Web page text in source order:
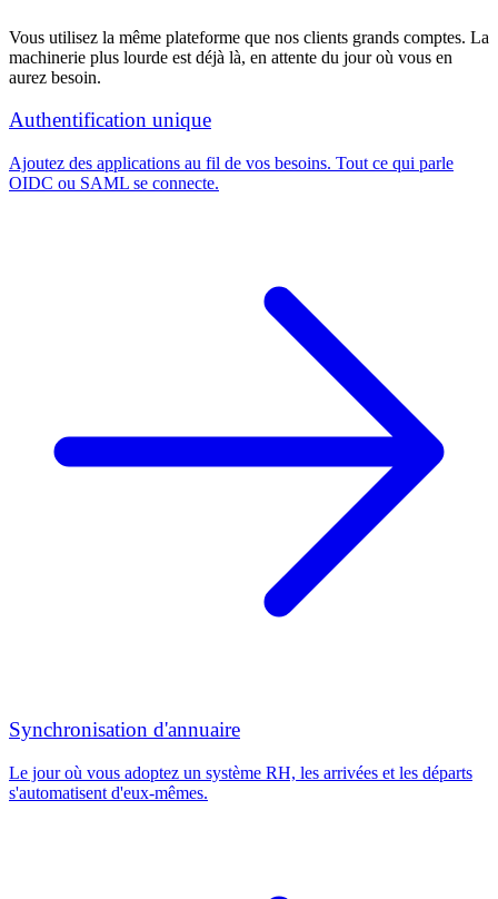
Vous utilisez la même plateforme que nos clients grands comptes. La
machinerie plus lourde est déjà là, en attente du jour où vous en
aurez besoin.
Authentification unique
Ajoutez des applications au fil de vos besoins. Tout ce qui parle
OIDC ou SAML se connecte.
Synchronisation d'annuaire
Le jour où vous adoptez un système RH, les arrivées et les départs
s'automatisent d'eux-mêmes.